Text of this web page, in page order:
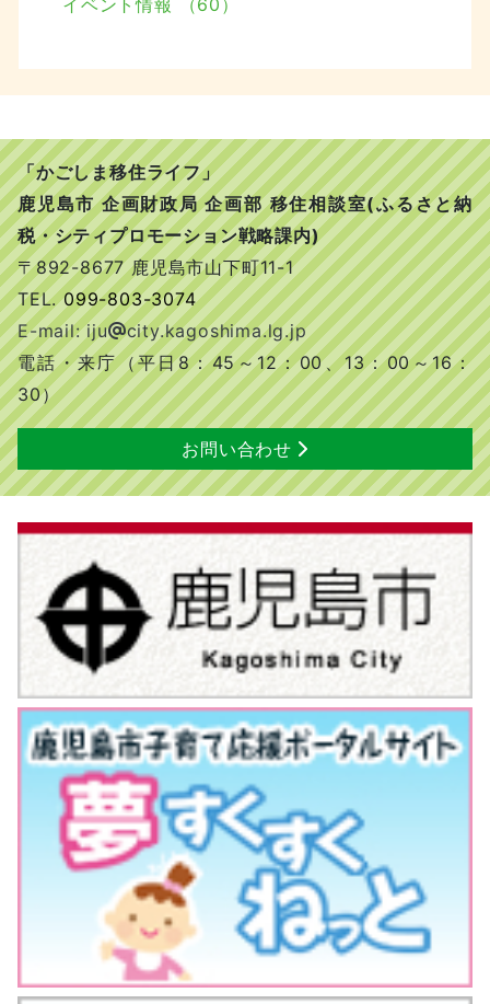
「かごしま移住ライフ」
鹿児島市 企画財政局 企画部 移住相談室(ふるさと納
税・シティプロモーション戦略課内)
〒892-8677 鹿児島市山下町11-1
TEL.099-803-3074
E-mail: iju
city.kagoshima.lg.jp
電話・来庁（平日8：45～12：00、13：00～16：
30）
お問い合わせ